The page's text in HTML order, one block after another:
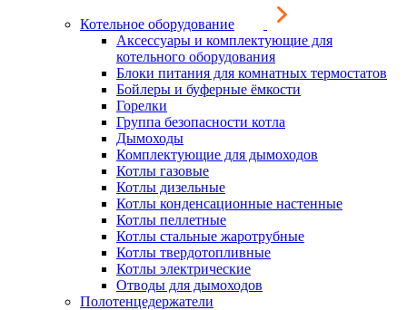
Котельное оборудование
Аксессуары и комплектующие для
котельного оборудования
Блоки питания для комнатных термостатов
Бойлеры и буферные ёмкости
Горелки
Группа безопасности котла
Дымоходы
Комплектующие для дымоходов
Котлы газовые
Котлы дизельные
Котлы конденсационные настенные
Котлы пеллетные
Котлы стальные жаротрубные
Котлы твердотопливные
Котлы электрические
Отводы для дымоходов
Полотенцедержатели